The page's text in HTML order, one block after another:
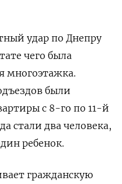
удар по Днепру
чего была
многоэтажка.
были
с 8-го по 11-й
стали два человека,
ребенок.
гражданскую